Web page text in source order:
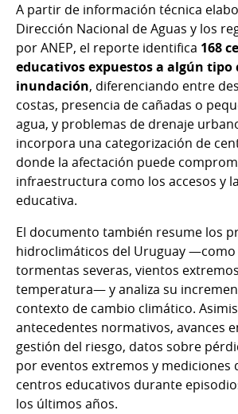
A partir de información técnica
Dirección Nacional de Aguas y los
por ANEP, el reporte identifica 168
educativos expuestos a algún tipo
inundación, diferenciando entre
costas, presencia de cañadas o
agua, y problemas de drenaje
incorpora una categorización de
donde la afectación puede
infraestructura como los accesos y
educativa.
El documento también resume los
hidroclimáticos del Uruguay —como
tormentas severas, vientos
temperatura— y analiza su
contexto de cambio climático.
antecedentes normativos, avances
gestión del riesgo, datos sobre
por eventos extremos y mediciones
centros educativos durante
los últimos años.